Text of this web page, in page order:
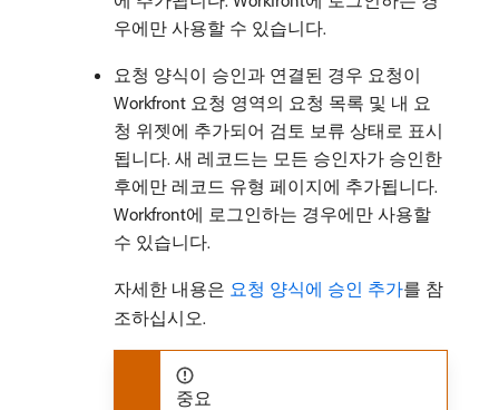
우에만 사용할 수 있습니다.
요청 양식이 승인과 연결된 경우 요청이
Workfront 요청 영역의 요청 목록 및 내 요
청 위젯에 추가되어 검토 보류 상태로 표시
됩니다. 새 레코드는 모든 승인자가 승인한
후에만 레코드 유형 페이지에 추가됩니다.
Workfront에 로그인하는 경우에만 사용할
수 있습니다.
자세한 내용은 요청 양식에 승인 추가를 참
조하십시오.
중요